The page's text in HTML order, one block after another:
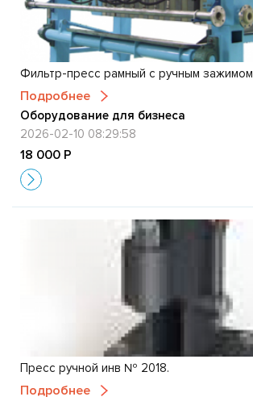
Фильтр-пресс рамный с ручным зажимом
Подробнее
Оборудование для бизнеса
2026-02-10 08:29:58
18 000 Р
Пресс ручной инв № 2018.
Подробнее